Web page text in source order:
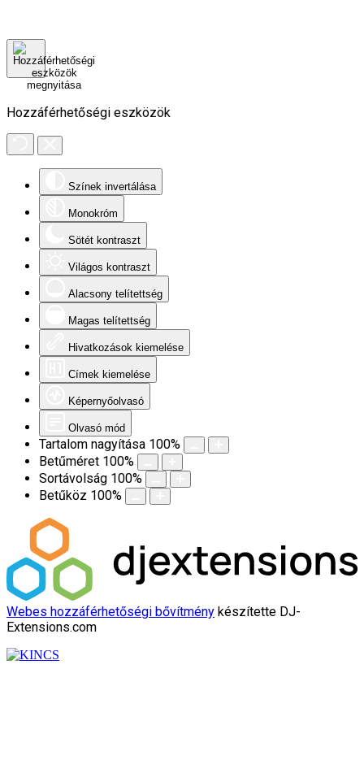
Hozzáférhetőségi eszközök
Színek invertálása
Monokróm
Sötét kontraszt
Világos kontraszt
Alacsony telítettség
Magas telítettség
Hivatkozások kiemelése
Címek kiemelése
Képernyőolvasó
Olvasó mód
Tartalom nagyítása 100%
Betűméret 100%
Sortávolság 100%
Betűköz 100%
Webes hozzáférhetőségi bővítmény készítette DJ-
Extensions.com